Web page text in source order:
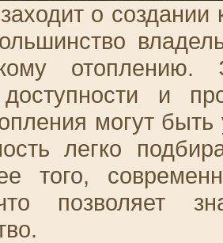
о
и
могут
легко
того,
позволяет